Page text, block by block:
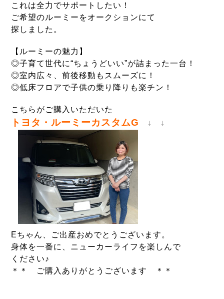
これは全力でサポート したい！
ご希望のルーミーをオークションにて
探しました。
【ルーミーの魅力】
◎子育て世代に“ちょうどいい”が詰まった一台！
◎室内広々、前後移動もスムーズに！
◎低床フロアで子供の乗り降りも楽チン！
こちらがご購入いただいた
トヨタ・ルーミーカスタムG ↓ ↓
Eちゃん、ご出産おめでとうございます。
身体を一番に、ニューカーライフを楽しんで
ください♪
＊＊ ご購入ありがとうございます ＊＊